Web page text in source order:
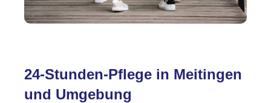
24-Stunden-Pflege in Meitingen
und Umgebung